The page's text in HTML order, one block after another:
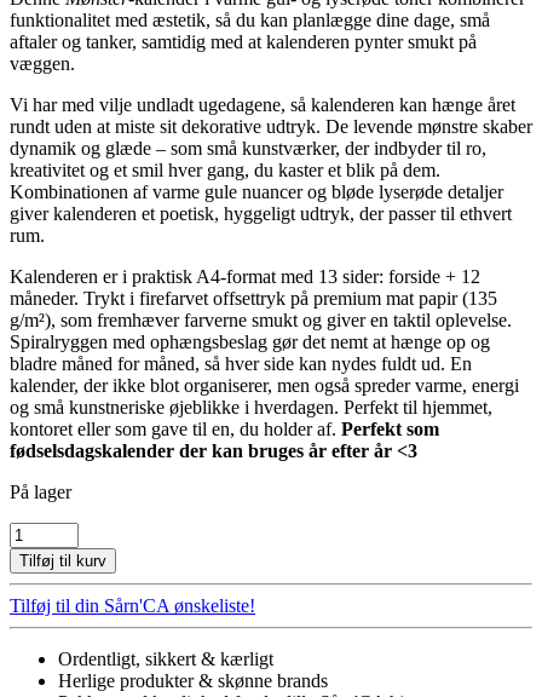
funktionalitet med æstetik, så du kan planlægge dine dage, små
aftaler og tanker, samtidig med at kalenderen pynter smukt på
væggen.
Vi har med vilje undladt ugedagene, så kalenderen kan hænge året
rundt uden at miste sit dekorative udtryk. De levende mønstre skaber
dynamik og glæde – som små kunstværker, der indbyder til ro,
kreativitet og et smil hver gang, du kaster et blik på dem.
Kombinationen af varme gule nuancer og bløde lyserøde detaljer
giver kalenderen et poetisk, hyggeligt udtryk, der passer til ethvert
rum.
Kalenderen er i praktisk A4-format med 13 sider: forside + 12
måneder. Trykt i firefarvet offsettryk på premium mat papir (135
g/m²), som fremhæver farverne smukt og giver en taktil oplevelse.
Spiralryggen med ophængsbeslag gør det nemt at hænge op og
bladre måned for måned, så hver side kan nydes fuldt ud. En
kalender, der ikke blot organiserer, men også spreder varme, energi
og små kunstneriske øjeblikke i hverdagen. Perfekt til hjemmet,
kontoret eller som gave til en, du holder af. Perfekt som
fødselsdagskalender der kan bruges år efter år <3
På lager
VÆGKALENDER
-
MØNSTER,
GUL/LYSERØD
antal
Tilføj til kurv
Tilføj til din Sårn'CA ønskeliste!
Ordentligt, sikkert & kærligt
Herlige produkter & skønne brands